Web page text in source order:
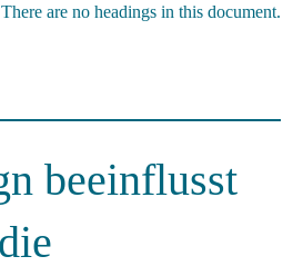
There are no headings in this document.
beeinflusst